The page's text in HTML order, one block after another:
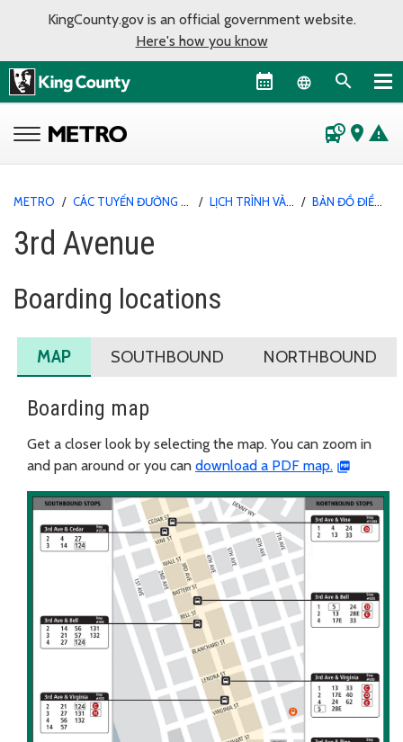
KingCounty.gov is an official government website.
Here's how you know
Language
departure_board place warning
METRO / CÁC TUYẾN ĐƯỜNG VÀ DỊCH VỤ / LỊCH TRÌNH VÀ BẢN ĐỒ / BẢN ĐỒ ĐIỂM LÊN XE
3rd Avenue
Boarding locations
MAP SOUTHBOUND NORTHBOUND
Boarding map
Get a closer look by selecting the map. You can zoom in
and pan around or you can download a PDF map.